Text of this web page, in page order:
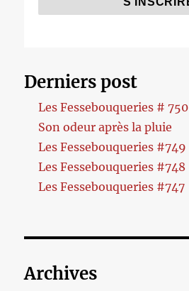
Derniers post
Les Fessebouqueries # 750
Son odeur après la pluie
Les Fessebouqueries #749
Les Fessebouqueries #748
Les Fessebouqueries #747
Archives